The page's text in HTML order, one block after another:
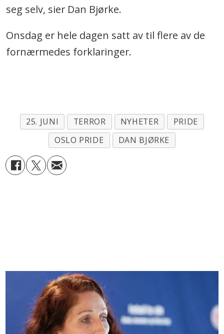
seg selv, sier Dan Bjørke.
Onsdag er hele dagen satt av til flere av de
fornærmedes forklaringer.
25. JUNI TERROR NYHETER
PRIDE
OSLO PRIDE
DAN BJØRKE